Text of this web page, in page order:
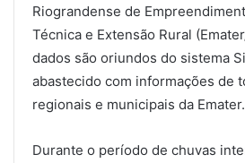
Riograndense de
Técnica e Extensão Rural
dados são oriundos do sistema
abastecido com informações de
regionais e municipais da Emater.
Durante o período de chuvas